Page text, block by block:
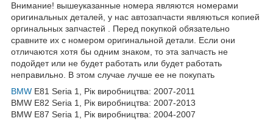
Внимание! вышеуказанные номера являются номерами
оригинальных деталей, у нас автозапчасти являються копией
оргинальных запчастей . Перед покупкой обязательно
сравните их с номером оригинальной детали. Если они
отличаются хотя бы одним знаком, то эта запчасть не
подойдет или не будет работать или будет работать
неправильно. В этом случае лучше ее не покупать
BMW E81 Seria 1, Рік виробництва: 2007-2011
BMW E82 Seria 1, Рік виробництва: 2007-2013
BMW E87 Seria 1, Рік виробництва: 2004-2007